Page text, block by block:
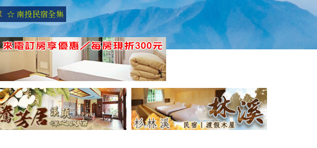
☆ 南投民宿全集